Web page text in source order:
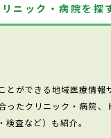
ニック・病院を探
ができる地域医療情報
たクリニック・病院、
査など）も紹介。